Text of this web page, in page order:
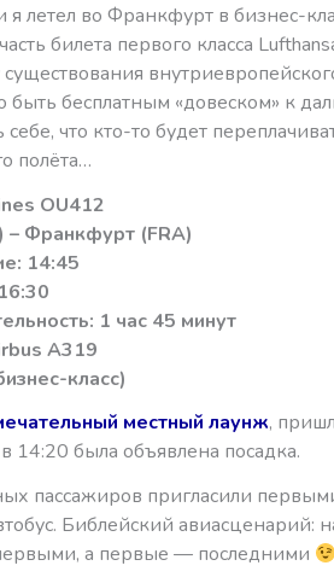
я летел во Франкфурт в бизнес-
билета первого класса
существования
быть бесплатным «довеском» к
себе, что кто-то будет
полёта…
OU412
– Франкфурт (FRA)
14:45
1 час 45 минут
A319
класс)
местный лаунж,
14:20 была объявлена посадка.
пассажиров пригласили
Библейский авиасценарий:
а первые — последними